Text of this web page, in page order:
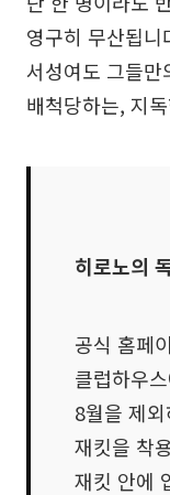
영구히 무산됩
서성여도 그들
배척당하는, 지
히로노의
공식 홈페
클럽하우
8월을 제
재킷을 착
재킷 안에